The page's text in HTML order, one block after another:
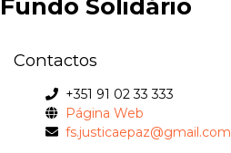
Fundo Solidário
Contactos
+351 91 02 33 333
Página Web
fs.justicaepaz@gmail.com